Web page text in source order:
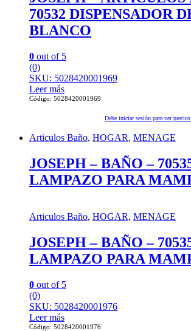
70532 DISPENSADOR
BLANCO
0 out of 5
(0)
SKU: 5028420001969
Leer más
Código: 5028420001969
Debe iniciar sesión para ver precios.
Articulos Baño, HOGAR, MENAGE
JOSEPH – BAÑO –
LAMPAZO PARA
Articulos Baño, HOGAR, MENAGE
JOSEPH – BAÑO –
LAMPAZO PARA
0 out of 5
(0)
SKU: 5028420001976
Leer más
Código: 5028420001976